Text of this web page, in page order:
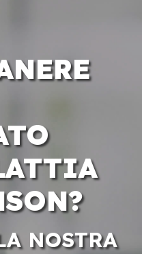
NOSTRA